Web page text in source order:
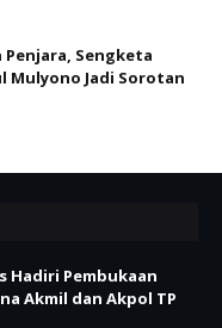
Sengketa
Mulyono Jadi Sorotan
Hadiri Pembukaan
Akmil dan Akpol TP